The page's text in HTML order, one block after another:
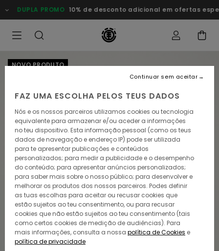
para
a
PROMO 10% de desconto adicional em ofertas especiais
NOVO PRODUTO
FAZ UMA ESCOLHA PELOS TEUS DADOS
Nós e os nossos parceiros utilizamos cookies ou tecnologia
equivalente para armazenar e/ou aceder a informações
no teu dispositivo. Esta informação pessoal (como os teus
dados de navegação e endereço IP) pode ser utilizada
para te apresentar publicações e conteúdos
personalizados; para medir a publicidade e o desempenho
do conteúdo; para apresentar anúncios personalizados;
para saber mais sobre o nosso público; para desenvolver e
melhorar os produtos dos nossos parceiros. Podes definir
as tuas escolhas para aceitar ou recusar cookies que
estão sujeitos ao teu consentimento, ou para recusar
cookies que não estão sujeitos ao teu consentimento (tais
como certos cookies de medição de audiências). Para
mais informações, consulta a nossa política de Cookies e
política de privacidade
Continuar sem aceitar